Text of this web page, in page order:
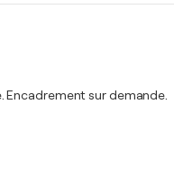
Encadrement sur demande.